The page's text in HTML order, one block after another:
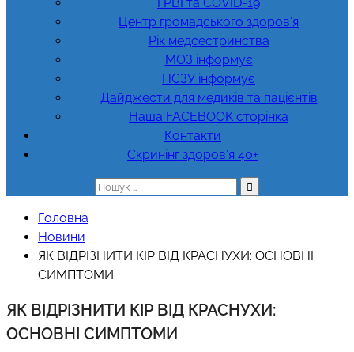
Центр громадського здоров’я
Рік медсестринства
МОЗ інформує
НСЗУ інформує
Дайджести для медиків та пацієнтів
Наша FACEBOOK сторінка
Контакти
Скринінг здоров’я 40+
Пошук:
Головна
Новини
ЯК ВІДРІЗНИТИ КІР ВІД КРАСНУХИ: ОСНОВНІ
СИМПТОМИ
ЯК ВІДРІЗНИТИ КІР ВІД КРАСНУХИ:
ОСНОВНІ СИМПТОМИ